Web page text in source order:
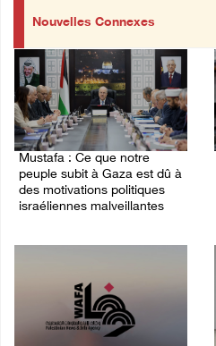
Nouvelles Connexes
Mustafa : Ce que notre
peuple subit à Gaza est dû à
des motivations politiques
israéliennes malveillantes